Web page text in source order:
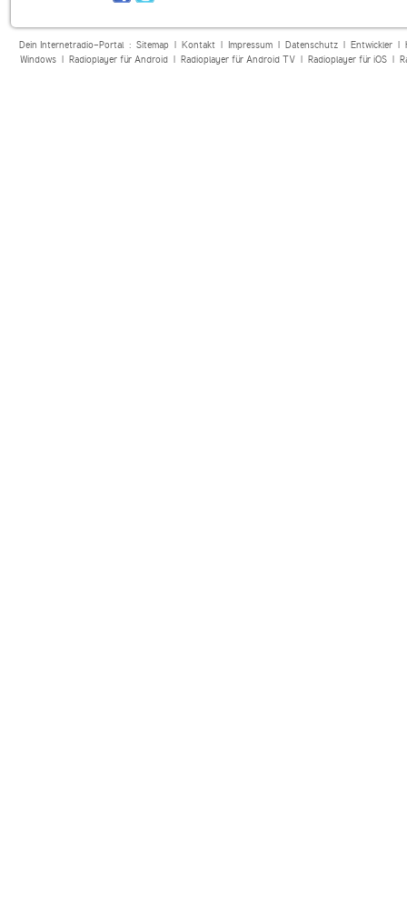
Dein Internetradio-Portal : Sitemap| Kontakt| Impressum| Datenschutz| Entwickler|
Windows| Radioplayer für Android| Radioplayer für Android TV| Radioplayer für iOS|